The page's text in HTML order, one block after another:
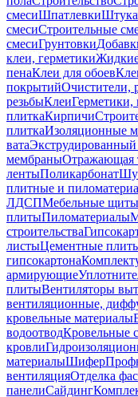
смесиШпатлевки
смесиСтроительные
смесиГрунтовки
клеи, герметики
пенаКлеи для обоев
покрытийОчистители,
резьбыКлеиГерметики,
плиткаКирпичи
плиткаИзоляционные
вата
мембраныОтражающая
лентыПоликарбонат
плитные и
ЛДСПМебельные щиты
плитыПиломатериалы
строительства
листыЦементные
гипсокартона
армирующие
плитыВентиляторы
вентиляционные,
кровельные материалы
водоотводКровельные
кровли
материалыШифер
вентиляцияОтделка
панелиСайдинг